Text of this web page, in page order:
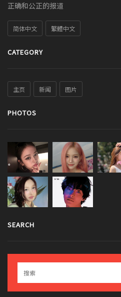
正确和公正的报道
简体中文 繁體中文
CATEGORY
主页 新闻 图片
PHOTOS
SEARCH